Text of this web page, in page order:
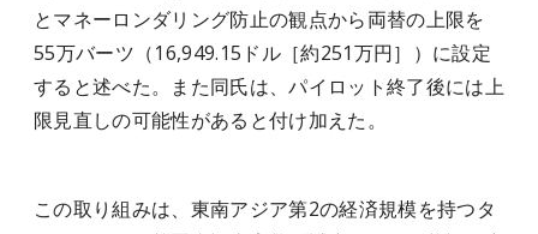
とマネーロンダリング防止の観点から両替の上限を
55万バーツ（16,949.15ドル［約251万円］）に設定
すると述べた。また同氏は、パイロット終了後には上
限見直しの可能性があると付け加えた。
この取り組みは、東南アジア第2の経済規模を持つタ